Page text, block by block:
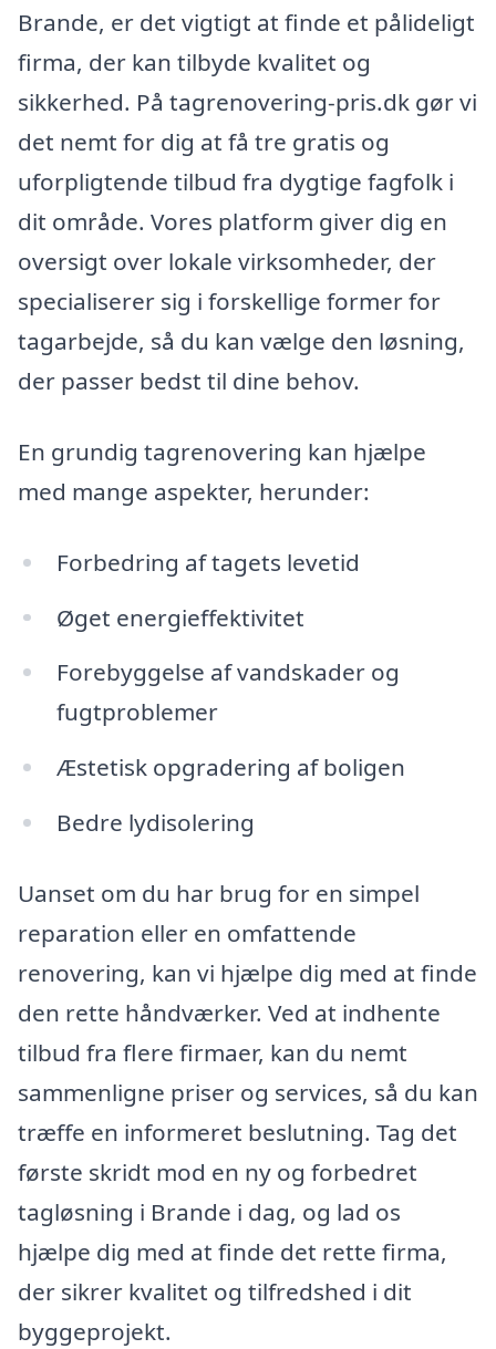
Brande, er det vigtigt at finde et pålideligt
firma, der kan tilbyde kvalitet og
sikkerhed. På tagrenovering-pris.dk gør vi
det nemt for dig at få tre gratis og
uforpligtende tilbud fra dygtige fagfolk i
dit område. Vores platform giver dig en
oversigt over lokale virksomheder, der
specialiserer sig i forskellige former for
tagarbejde, så du kan vælge den løsning,
der passer bedst til dine behov.
En grundig tagrenovering kan hjælpe
med mange aspekter, herunder:
Forbedring af tagets levetid
Øget energieffektivitet
Forebyggelse af vandskader og
fugtproblemer
Æstetisk opgradering af boligen
Bedre lydisolering
Uanset om du har brug for en simpel
reparation eller en omfattende
renovering, kan vi hjælpe dig med at finde
den rette håndværker. Ved at indhente
tilbud fra flere firmaer, kan du nemt
sammenligne priser og services, så du kan
træffe en informeret beslutning. Tag det
første skridt mod en ny og forbedret
tagløsning i Brande i dag, og lad os
hjælpe dig med at finde det rette firma,
der sikrer kvalitet og tilfredshed i dit
byggeprojekt.